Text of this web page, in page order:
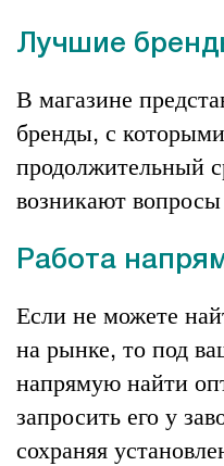
Лучшие
В магазине
бренды, с
продолжительный
возникают
Работа
Если не можете
на рынке, то под
напрямую найти
запросить его у
сохраняя